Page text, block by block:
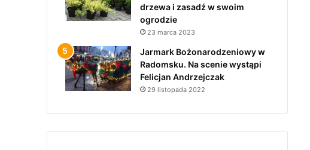
drzewa i zasadź w swoim
ogrodzie
23 marca 2023
Jarmark Bożonarodzeniowy w
Radomsku. Na scenie wystąpi
Felicjan Andrzejczak
29 listopada 2022